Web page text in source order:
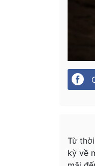
Từ
kỳ về